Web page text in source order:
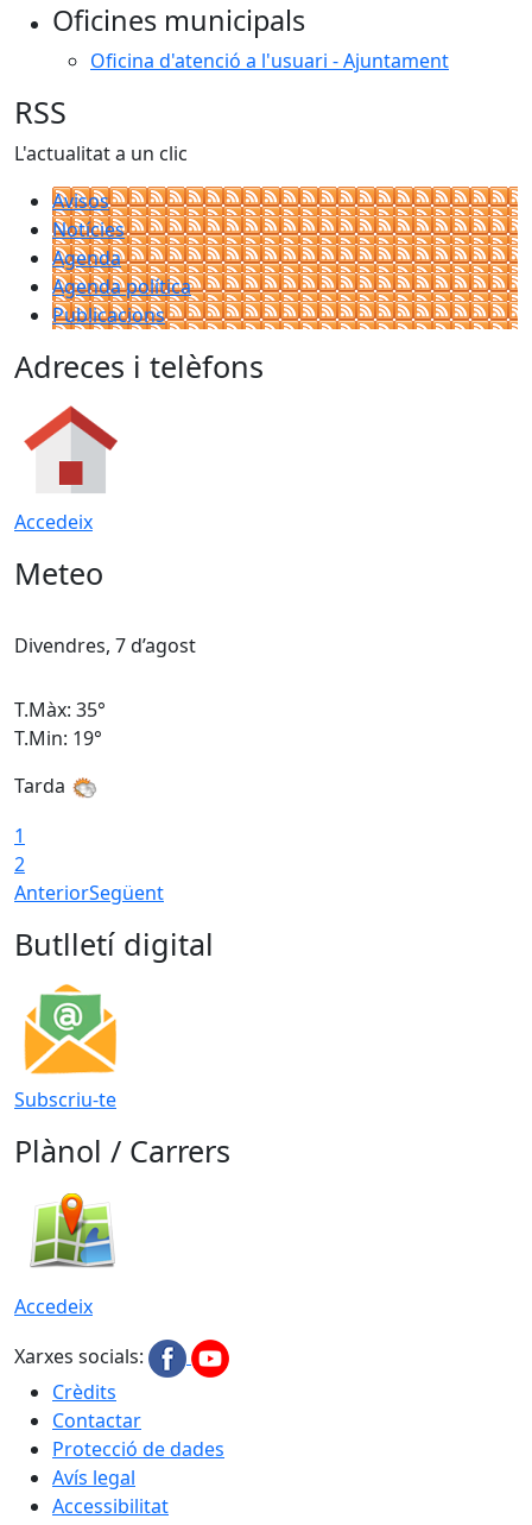
Oficines municipals
Oficina d'atenció a l'usuari - Ajuntament
RSS
L'actualitat a un clic
Avisos
Notícies
Agenda
Agenda política
Publicacions
Adreces i telèfons
Accedeix
Meteo
Divendres, 7 d’agost
T.Màx: 35°
T.Min: 19°
Tarda
1
2
AnteriorSegüent
Butlletí digital
Subscriu-te
Plànol / Carrers
Accedeix
Xarxes socials:
Crèdits
Contactar
Protecció de dades
Avís legal
Accessibilitat